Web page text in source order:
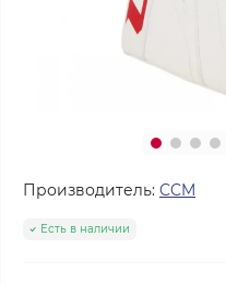
Производитель: CCM
Есть в наличии